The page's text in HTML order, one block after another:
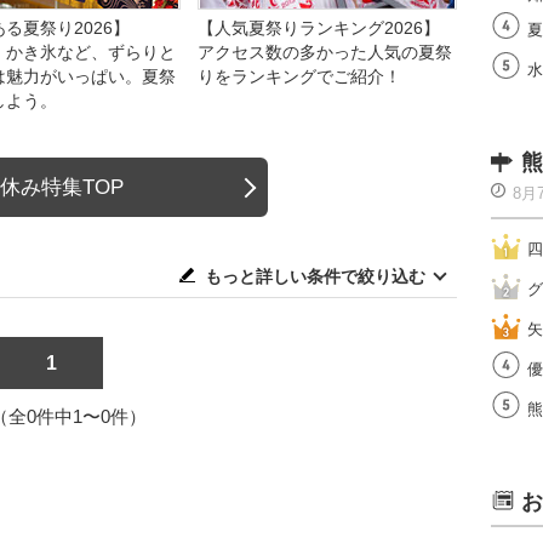
夏祭り2026】
かき氷など、ずらりと
魅力がいっぱい。夏祭
う。
【人気夏祭りランキング2026】
アクセス数の多かった人気の夏祭
りをランキングでご紹介！
み特集TOP
もっと詳しい条件で絞り込む
1
全0件中1〜0件）
8月